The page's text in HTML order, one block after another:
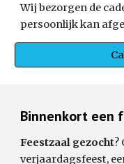
Wij bezorgen de
persoonlijk kan
Binnenkort een
Feestzaal gezocht?
verjaardagsfeest,